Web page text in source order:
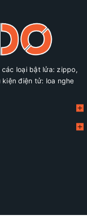
các loại bật lửa: zippo,
điện tử: loa nghe